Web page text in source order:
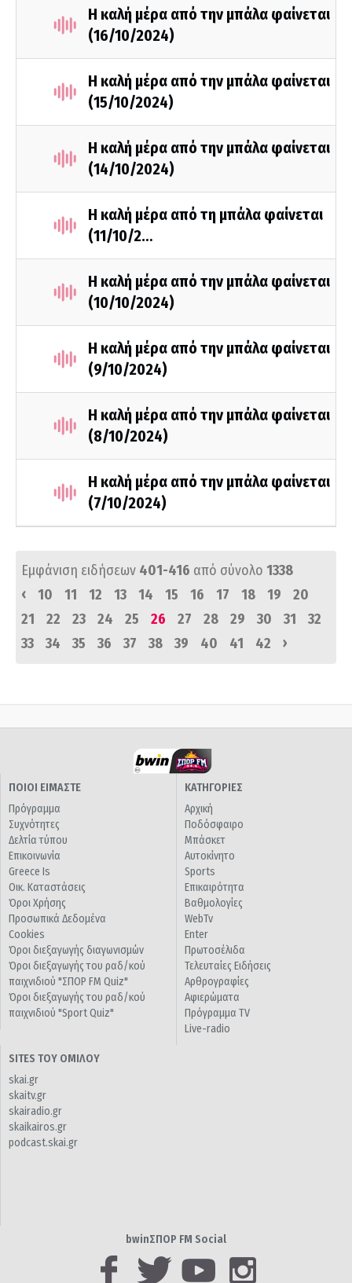
Η καλή μέρα από την μπάλα φαίνεται
(16/10/2024)
Η καλή μέρα από την μπάλα φαίνεται
(15/10/2024)
Η καλή μέρα από την μπάλα φαίνεται
(14/10/2024)
Η καλή μέρα από τη μπάλα φαίνεται
(11/10/2…
Η καλή μέρα από την μπάλα φαίνεται
(10/10/2024)
Η καλή μέρα από την μπάλα φαίνεται
(9/10/2024)
Η καλή μέρα από την μπάλα φαίνεται
(8/10/2024)
Η καλή μέρα από την μπάλα φαίνεται
(7/10/2024)
Εμφάνιση ειδήσεων 401-416 από σύνολο 1338
‹
10 11 12 13 14 15 16 17 18 19
20
21
22 23 24 25 26 27 28 29 30 31
32
33
34 35 36 37 38 39 40 41 42 ›
ΠΟΙΟΙ ΕΙΜΑΣΤΕ
Πρόγραμμα
Συχνότητες
Δελτία τύπου
Επικοινωνία
Greece Is
Οικ. Καταστάσεις
Όροι Χρήσης
Προσωπικά Δεδομένα
Cookies
Όροι διεξαγωγής διαγωνισμών
Όροι διεξαγωγής του ραδ/κού
παιχνιδιού "ΣΠΟΡ FM Quiz"
Όροι διεξαγωγής του ραδ/κού
παιχνιδιού "Sport Quiz"
ΚΑΤΗΓΟΡΙΕΣ
Αρχική
Ποδόσφαιρο
Μπάσκετ
Αυτοκίνητο
Sports
Επικαιρότητα
Βαθμολογίες
WebTv
Enter
Πρωτοσέλιδα
Τελευταίες Ειδήσεις
Αρθρογραφίες
Αφιερώματα
Πρόγραμμα TV
Live-radio
SITES ΤΟΥ ΟΜΙΛΟΥ
skai.gr
skaitv.gr
skairadio.gr
skaikairos.gr
podcast.skai.gr
bwinΣΠΟΡ FM Social